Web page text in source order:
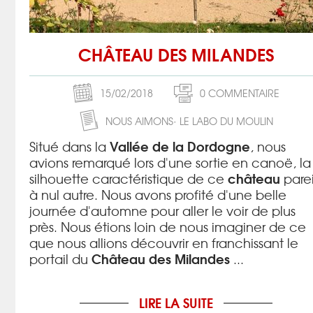
CHÂTEAU DES MILANDES
15/02/2018
0 COMMENTAIRE
NOUS AIMONS LE LABO DU MOULIN
Situé dans laVallée de la Dordogne, nous
avions remarqué lors d'une sortie en canoë, la
silhouette caractéristique de ce château
à nul autre. Nous avons profité d'une belle
journée d'automne pour aller le voir de plus
près. Nous étions loin de nous imaginer de ce
que nous allions découvrir en franchissant le
portail du Château des Milandes ...
LIRE LA SUITE